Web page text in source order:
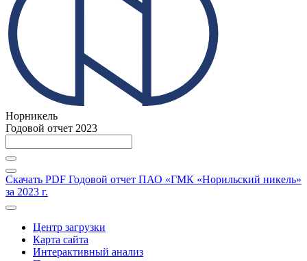
Норникель
Годовой отчет 2023
Скачать PDF Годовой отчет ПАО «ГМК «Норильский никель»
за 2023 г.
Центр загрузки
Карта сайта
Интерактивный анализ